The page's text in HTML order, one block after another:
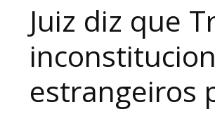
Juiz diz que
estrangeiros